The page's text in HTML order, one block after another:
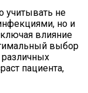
учитывать не
но и
влияние
выбор
пациента,